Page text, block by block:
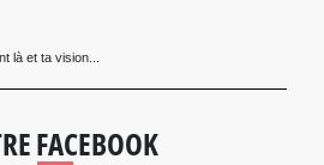
là et ta vision...
FACEBOOK